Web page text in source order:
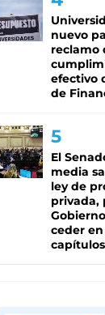
nuevo
reclamo
efectivo
de
El
media
ley de
privada,
ceder
capítulos